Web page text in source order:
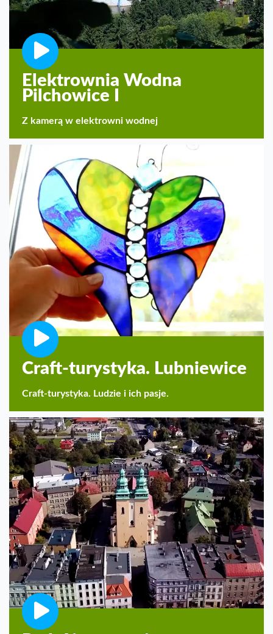
Elektrownia Wodna
Pilchowice I
Z kamerą w elektrowni wodnej
Craft-turystyka. Lubniewice
Craft-turystyka. Ludzie i ich pasje.